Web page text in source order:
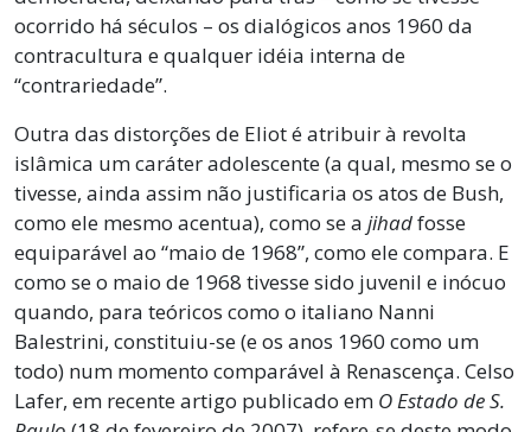
ocorrido há séculos – os dialógicos anos 1960 da
contracultura e qualquer idéia interna de
“contrariedade”.
Outra das distorções de Eliot é atribuir à revolta
islâmica um caráter adolescente (a qual, mesmo se o
tivesse, ainda assim não justificaria os atos de Bush,
como ele mesmo acentua), como se a jihadfosse
equiparável ao “maio de 1968”, como ele compara. E
como se o maio de 1968 tivesse sido juvenil e inócuo
quando, para teóricos como o italiano Nanni
Balestrini, constituiu-se (e os anos 1960 como um
todo) num momento comparável à Renascença. Celso
Lafer, em recente artigo publicado em O Estado de S.